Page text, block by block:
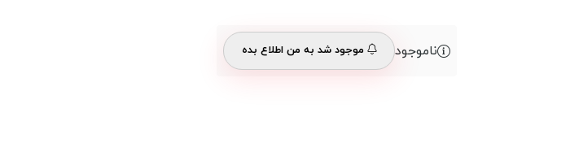
ناموجود موجود شد به من اطلاع بده